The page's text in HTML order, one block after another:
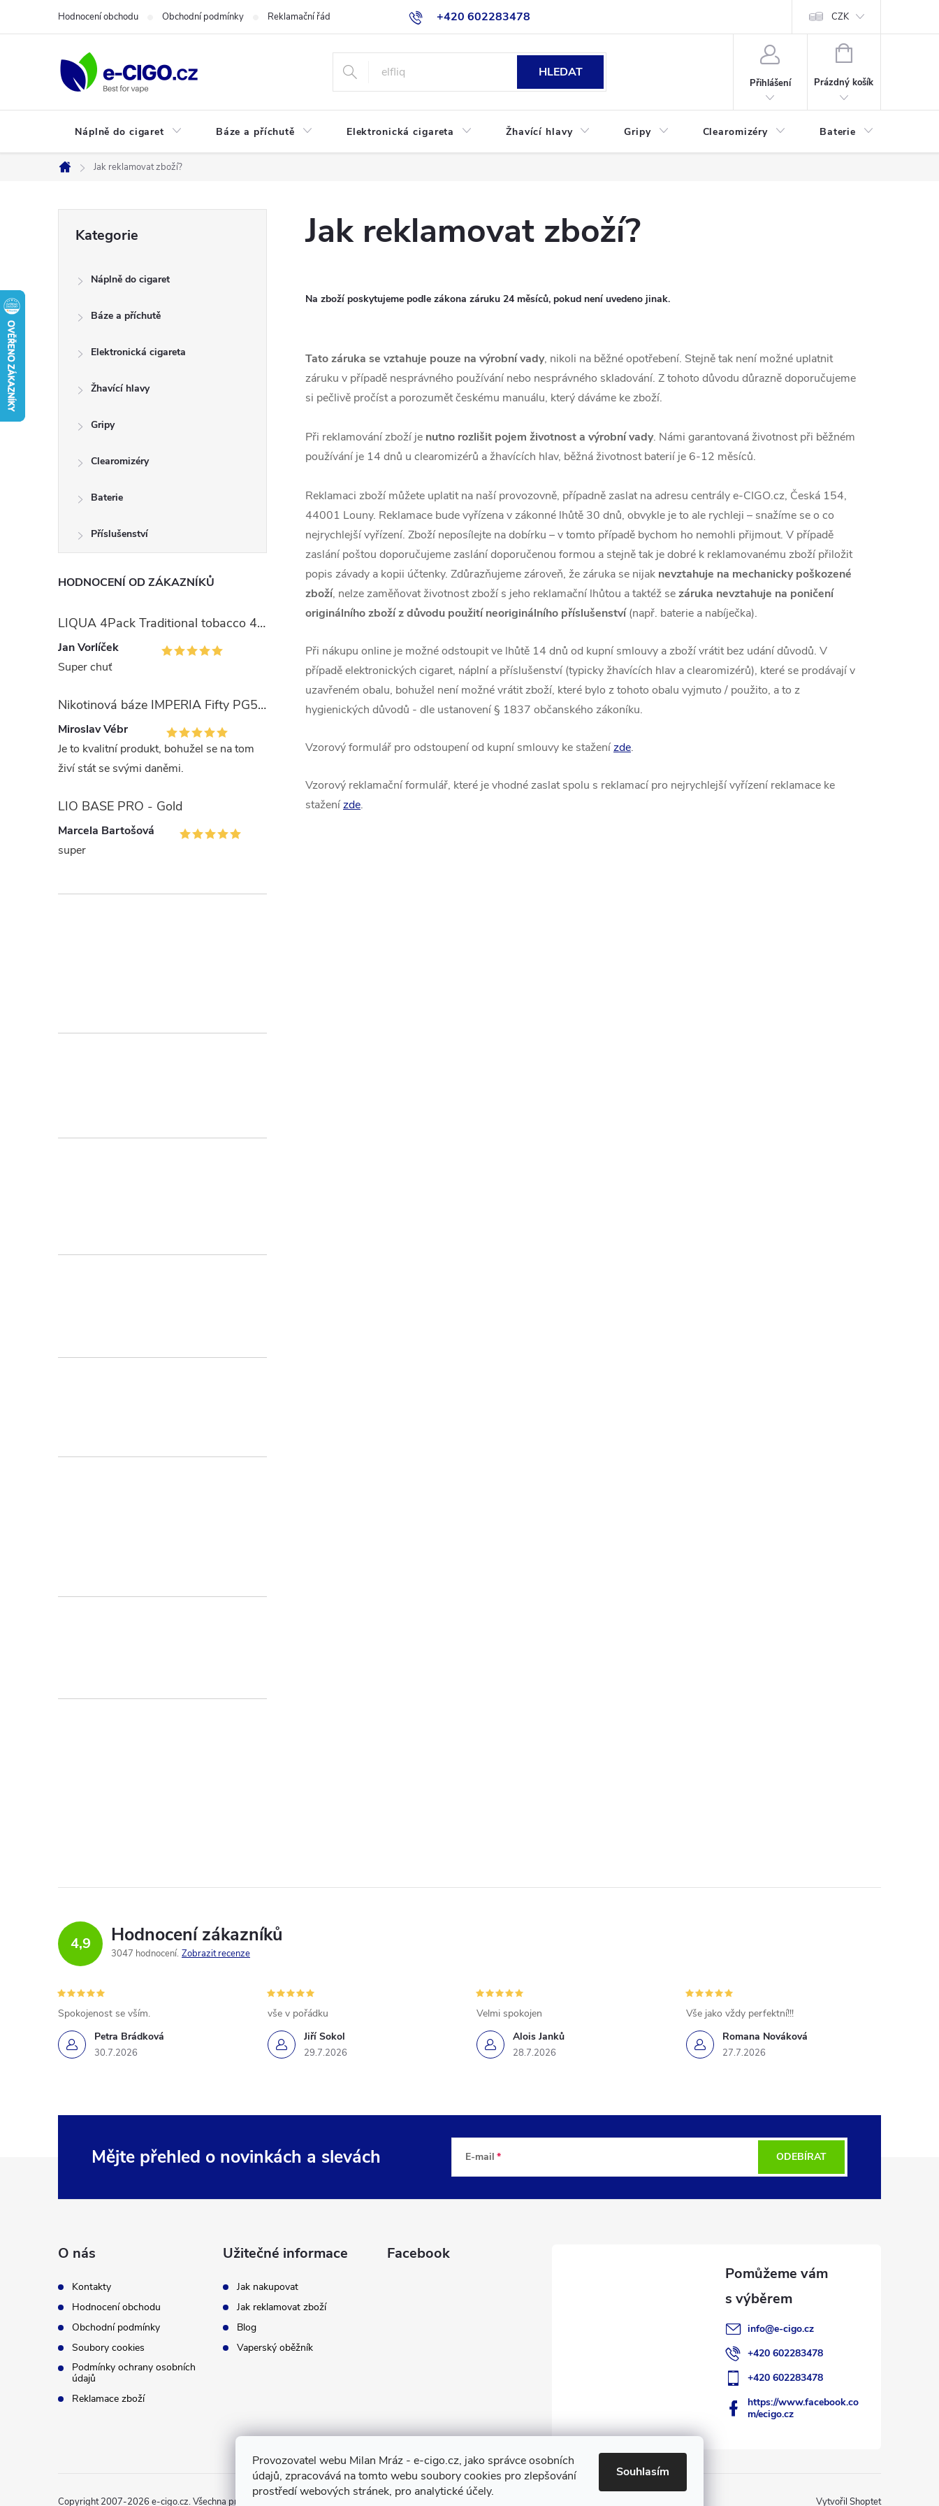
Provozovatel webu Milan Mráz - e-cigo.cz, jako správce osobních
údajů, zpracovává na tomto webu soubory cookies pro zlepšování
prostředí webových stránek, pro analytické účely.
Souhlasím
+420 602283478
Hodnocení obchodu Obchodní podmínky Reklamační řád Jak nakupovat CZK
HLEDAT
Přihlášení
NÁKUPNÍ
Prázdný košík
Náplně do cigaret Báze a příchutě Elektronická cigareta Žhavící hlavy Gripy Clearomizéry Baterie
Domů
Jak reklamovat zboží?
a
n
e
l
kategorie
Kategorie
Náplně do cigaret
Báze a příchutě
Elektronická cigareta
Žhavící hlavy
Gripy
Clearomizéry
Baterie
Příslušenství
HODNOCENÍ OD ZÁKAZNÍKŮ
LIQUA 4Pack Traditional tobacco 4x10ml (Tradiční tabák)
Jan Vorlíček
Super chuť
Nikotinová báze IMPERIA Fifty PG50-VG50 5x10ml
Miroslav Vébr
Je to kvalitní produkt, bohužel se na tom
živí stát se svými daněmi.
LIO BASE PRO - Gold
Marcela Bartošová
super
Jak reklamovat zboží?
Na zboží poskytujeme podle zákona záruku 24 měsíců, pokud není uvedeno jinak.
Tato záruka se vztahuje pouze na výrobní vady, nikoli na běžné opotřebení. Stejně tak není možné uplatnit
záruku v případě nesprávného používání nebo nesprávného skladování. Z tohoto důvodu důrazně doporučujeme
si pečlivě pročíst a porozumět českému manuálu, který dáváme ke zboží.
Při reklamování zboží je nutno rozlišit pojem životnost a výrobní vady. Námi garantovaná životnost při běžném
používání je 14 dnů u clearomizérů a žhavících hlav, běžná životnost baterií je 6-12 měsíců.
Reklamaci zboží můžete uplatit na naší provozovně, případně zaslat na adresu centrály e-CIGO.cz, Česká 154,
44001 Louny. Reklamace bude vyřízena v zákonné lhůtě 30 dnů, obvykle je to ale rychleji – snažíme se o co
nejrychlejší vyřízení. Zboží neposílejte na dobírku – v tomto případě bychom ho nemohli přijmout. V případě
zaslání poštou doporučujeme zaslání doporučenou formou a stejně tak je dobré k reklamovanému zboží přiložit
popis závady a kopii účtenky. Zdůrazňujeme zároveň, že záruka se nijak nevztahuje na mechanicky poškozené
zboží, nelze zaměňovat životnost zboží s jeho reklamační lhůtou a taktéž sezáruka nevztahuje na poničení
originálního zboží z důvodu použití neoriginálního příslušenství (např. baterie a nabíječka).
Při nákupu online je možné odstoupit ve lhůtě 14 dnů od kupní smlouvy a zboží vrátit bez udání důvodů. V
případě elektronických cigaret, náplní a příslušenství (typicky žhavících hlav a clearomizérů), které se prodávají v
uzavřeném obalu, bohužel není možné vrátit zboží, které bylo z tohoto obalu vyjmuto / použito, a to z
hygienických důvodů - dle ustanovení § 1837 občanského zákoníku.
Vzorový formulář pro odstoupení od kupní smlouvy ke staženízde.
Vzorový reklamační formulář, které je vhodné zaslat spolu s reklamací pro nejrychlejší vyřízení reklamace ke
staženízde.
4,9 Hodnocení zákazníků
3047 hodnocení Zobrazit recenze
Petra Brádková
30.7.2026
Spokojenost se vším.
Jiří Sokol
29.7.2026
vše v pořádku
Alois Janků
28.7.2026
Velmi spokojen
Romana Nováková
27.7.2026
Vše jako vždy perfektní!!!
Mějte přehled o novinkách a slevách E-mail ODEBÍRAT
O nás
Kontakty
Hodnocení obchodu
Obchodní podmínky
Soubory cookies
Podmínky ochrany osobních
údajů
Reklamace zboží
Užitečné informace
Jak nakupovat
Jak reklamovat zboží
Blog
Vaperský oběžník
Facebook
info@e-cigo.cz
+420 602283478
+420 602283478
https://www.facebook.co
m/ecigo.cz
Vytvořil Shoptet
Copyright 2007-2026 e-cigo.cz. Všechna práva vyhrazena.